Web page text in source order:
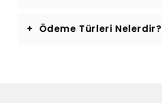
Ödeme Türleri Nelerdir?